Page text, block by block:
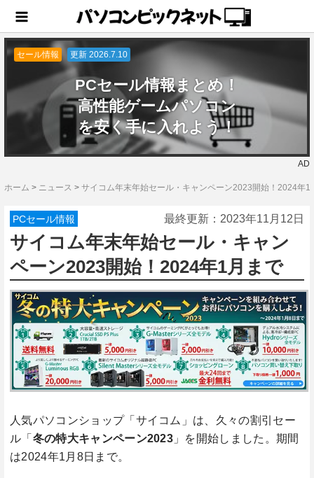
セール情報 更新 2026.7.10
PCセール情報まとめ！
高性能ゲームパソコン
を安く手に入れよう！
AD
ホーム > ニュース > サイコム年末年始セール・キャンペーン2023開始！2024年1
PCセール情報 最終更新： 2023年11月12日
サイコム年末年始セール・キャン
ペーン2023開始！2024年1月まで
人気パソコンショップ「サイコム」は、久々の割引セー
ル「 冬の特大キャンペーン2023 」を開始しました。期間
は2024年1月8日まで。